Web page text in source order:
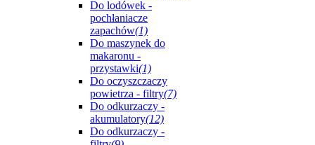
Do lodówek -
pochłaniacze
zapachów(1)
Do maszynek do
makaronu -
przystawki(1)
Do oczyszczaczy
powietrza - filtry(7)
Do odkurzaczy -
akumulatory(12)
Do odkurzaczy -